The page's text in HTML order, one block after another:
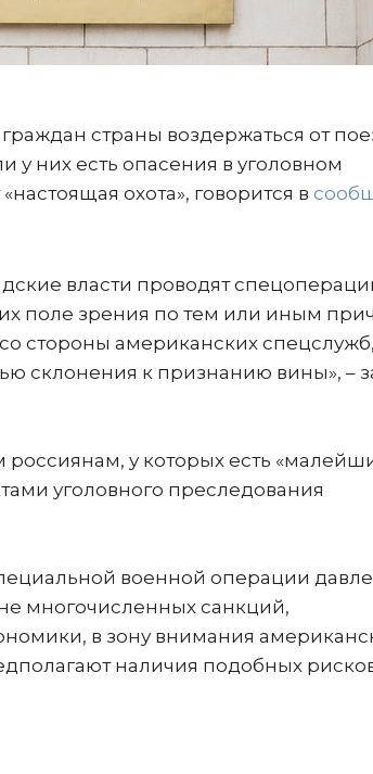
страны воздержаться от
у них есть опасения в уголовном
охота», говорится в
власти проводят
поле зрения по тем или иным
стороны американских спецслужб,
склонения к признанию вины», –
у которых есть
уголовного преследования
военной операции
многочисленных санкций,
в зону внимания
наличия подобных